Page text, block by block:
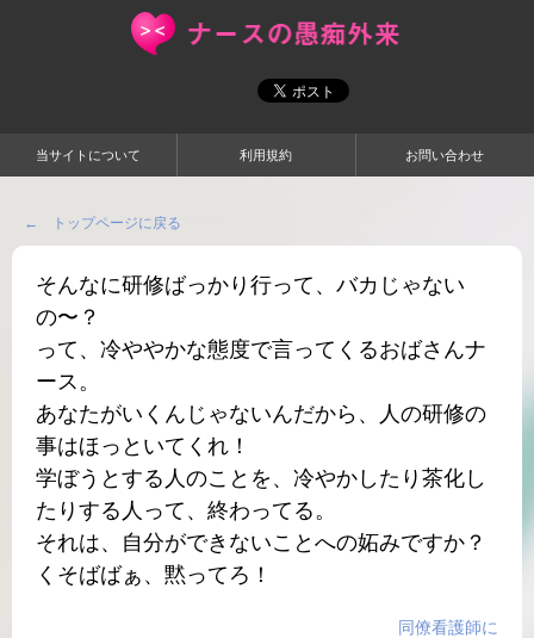
当サイトについて 利用規約 お問い合わせ
← トップページに戻る
そんなに研修ばっかり行って、バカじゃない
の〜？
って、冷ややかな態度で言ってくるおばさんナ
ース。
あなたがいくんじゃないんだから、人の研修の
事はほっといてくれ！
学ぼうとする人のことを、冷やかしたり茶化し
たりする人って、終わってる。
それは、自分ができないことへの妬みですか？
くそばばぁ、黙ってろ！
同僚看護師に